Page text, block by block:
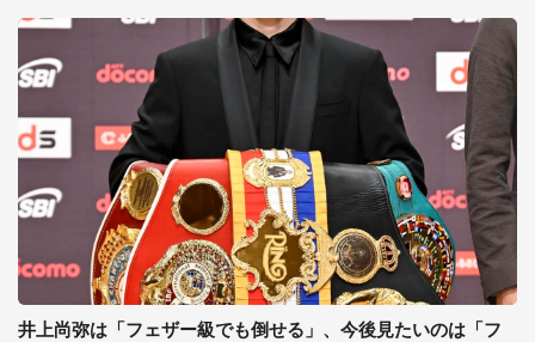
井上尚弥は「フェザー級でも倒せる」、今後見たいのは「フ